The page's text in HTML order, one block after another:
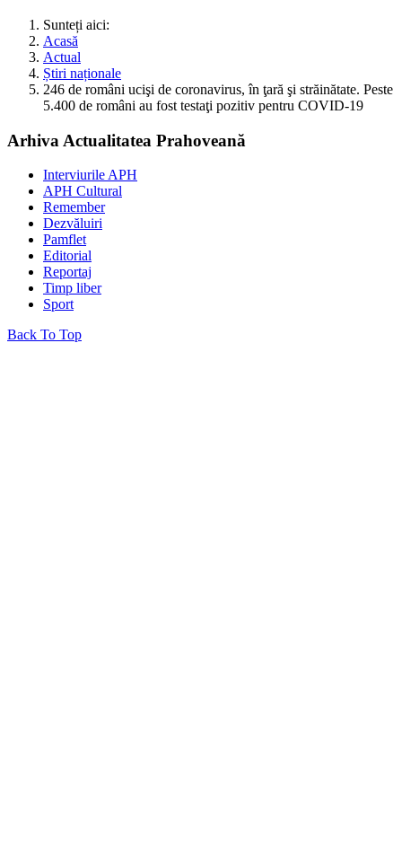
Sunteți aici:
Acasă
Actual
Știri naționale
246 de români ucişi de coronavirus, în ţară şi străinătate. Peste
5.400 de români au fost testaţi pozitiv pentru COVID-19
Arhiva Actualitatea Prahoveană
Interviurile APH
APH Cultural
Remember
Dezvăluiri
Pamflet
Editorial
Reportaj
Timp liber
Sport
Back To Top